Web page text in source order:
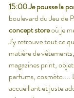
15:00 Je pousse la
boulevard du Jeu de
concept store où je
J'y retrouve tout ce
matière de
magazines print,
parfums, cosméto....
accueillant et juste